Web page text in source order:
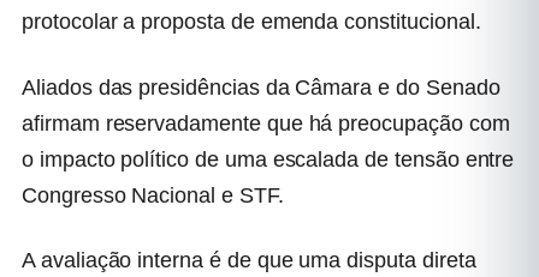
protocolar a proposta de emenda constitucional.
Aliados das presidências da Câmara e do Senado
afirmam reservadamente que há preocupação com
o impacto político de uma escalada de tensão entre
Congresso Nacional e STF.
A avaliação interna é de que uma disputa direta